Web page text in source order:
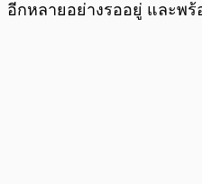
อีกหลายอย่างรออยู่ และพร้